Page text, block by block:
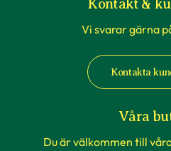
Kontakt &
Vi svarar gärna
Kontakta
Våra
Du är välkommen till